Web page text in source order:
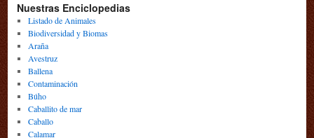
Nuestras Enciclopedias
Listado de Animales
Biodiversidad y Biomas
Araña
Avestruz
Ballena
Contaminación
Búho
Caballito de mar
Caballo
Calamar